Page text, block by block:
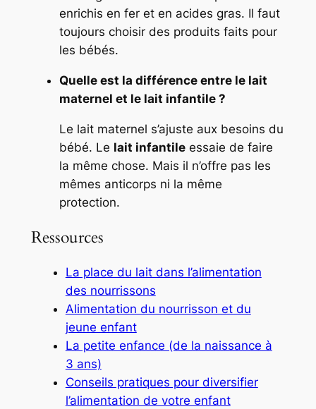
enrichis en fer et en acides gras. Il faut
toujours choisir des produits faits pour
les bébés.
Quelle est la différence entre le lait
maternel et le lait infantile ?
Le lait maternel s’ajuste aux besoins du
bébé. Le lait infantileessaie de faire
la même chose. Mais il n’offre pas les
mêmes anticorps ni la même
protection.
Ressources
La place du lait dans l’alimentation
des nourrissons
Alimentation du nourrisson et du
jeune enfant
La petite enfance (de la naissance à
3 ans)
Conseils pratiques pour diversifier
l’alimentation de votre enfant